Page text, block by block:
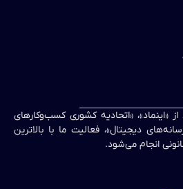
«اینماد»، «اتحادیه کشوری کسب‌وکارهای
دیجیتال»، فعالیت ما با بالاترین
انجام می‌شود.